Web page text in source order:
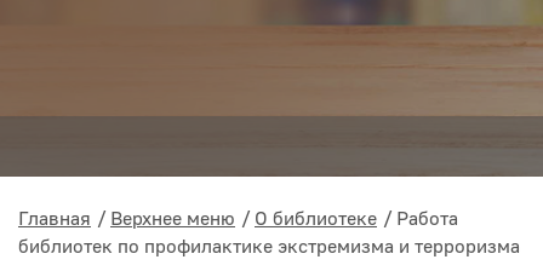
Главная Верхнее меню О библиотеке
Работа
библиотек по профилактике экстремизма и терроризма